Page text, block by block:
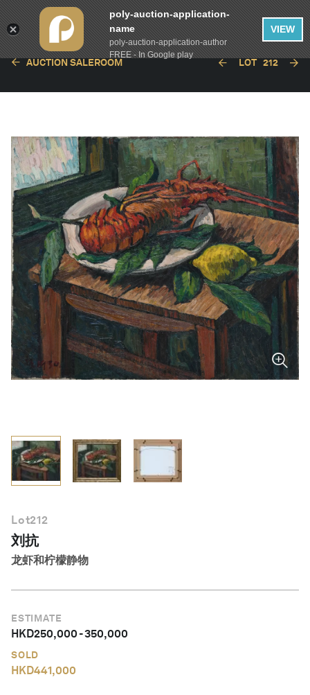
简体中文
AUCTION SALEROOM LOT 212
Lot212
刘抗
龙虾和柠檬静物
ESTIMATE
HKD250,000-350,000
SOLD
HKD441,000
poly-auction-application-
name
poly-auction-application-author
FREE - In Google play
VIEW